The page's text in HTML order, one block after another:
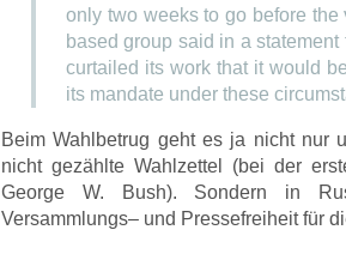
only two weeks to go before the
based group said in a
curtailed its work that it would
its mandate under these
Beim Wahlbetrug geht es ja nicht nur
nicht gezählte Wahlzettel (bei der
George W. Bush). Sondern in
Versammlungs– und Pressefreiheit für